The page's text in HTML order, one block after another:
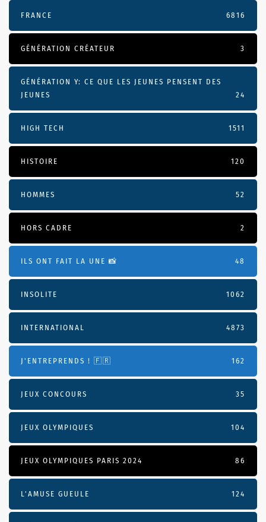
FRANCE 6816
GÉNÉRATION CRÉATEUR 3
GÉNÉRATION Y: CE QUE LES JEUNES PENSENT DES
JEUNES
24
HIGH TECH 1511
HISTOIRE 120
HOMMES 52
HORS CADRE 2
ILS ONT FAIT LA UNE 📸 48
INSOLITE 1062
INTERNATIONAL 4873
J'ENTREPRENDS ! 🇫🇷 162
JEUX CONCOURS 35
JEUX OLYMPIQUES 104
JEUX OLYMPIQUES PARIS 2024 86
L'AMUSE GUEULE 124